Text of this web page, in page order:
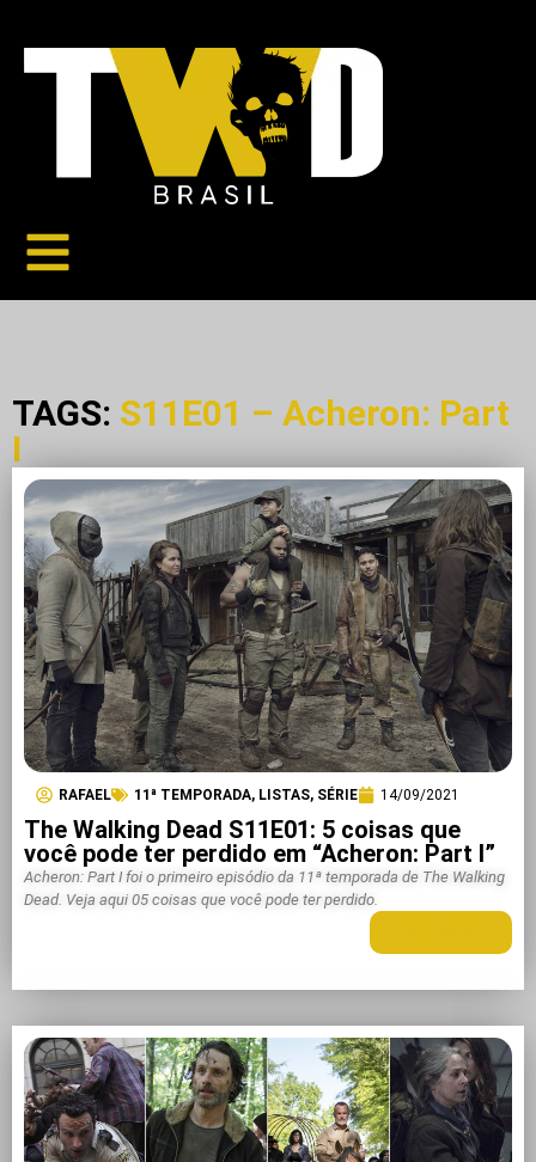
TAGS: S11E01 – Acheron: Part
I
RAFAEL 11ª TEMPORADA, LISTAS, SÉRIE 14/09/2021
The Walking Dead S11E01: 5 coisas que
você pode ter perdido em “Acheron: Part I”
Acheron: Part I foi o primeiro episódio da 11ª temporada de The Walking
Dead. Veja aqui 05 coisas que você pode ter perdido.